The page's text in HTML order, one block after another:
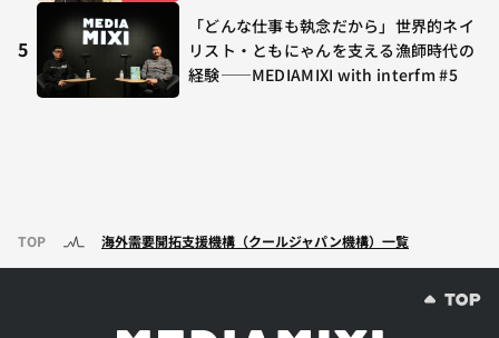
5
「どんな仕事も執念だから」世界的ネイ
リスト・ともにゃんを支える漁師時代の
経験——MEDIAMIXI with interfm #5
TOP 海外需要開拓支援機構（クールジャパン機構）一覧